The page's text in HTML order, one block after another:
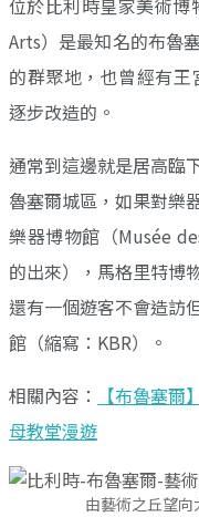
位於比利時皇家美術
Arts）是最知名的布魯
的群聚地，也曾經有
逐步改造的。
通常到這邊就是居高臨
魯塞爾城區，如果對樂
樂器博物館（Musée
的出來），馬格里特博
還有一個遊客不會造訪
館（縮寫：KBR）。
相關內容：
【布魯塞
母教堂漫遊
由藝術之丘望